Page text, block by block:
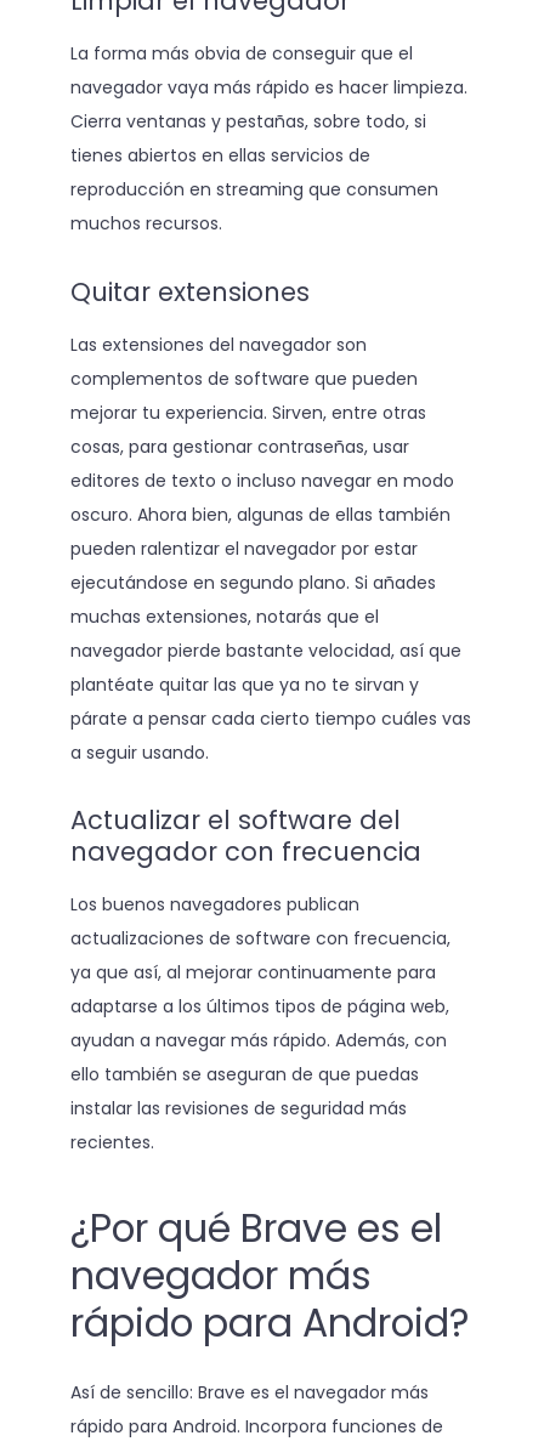
La forma más obvia de conseguir que el
navegador vaya más rápido es hacer limpieza.
Cierra ventanas y pestañas, sobre todo, si
tienes abiertos en ellas servicios de
reproducción en streaming que consumen
muchos recursos.
Quitar extensiones
Las extensiones del navegador son
complementos de software que pueden
mejorar tu experiencia. Sirven, entre otras
cosas, para gestionar contraseñas, usar
editores de texto o incluso navegar en modo
oscuro. Ahora bien, algunas de ellas también
pueden ralentizar el navegador por estar
ejecutándose en segundo plano. Si añades
muchas extensiones, notarás que el
navegador pierde bastante velocidad, así que
plantéate quitar las que ya no te sirvan y
párate a pensar cada cierto tiempo cuáles vas
a seguir usando.
Actualizar el software del
navegador con frecuencia
Los buenos navegadores publican
actualizaciones de software con frecuencia,
ya que así, al mejorar continuamente para
adaptarse a los últimos tipos de página web,
ayudan a navegar más rápido. Además, con
ello también se aseguran de que puedas
instalar las revisiones de seguridad más
recientes.
¿Por qué Brave es el
navegador más
rápido para Android?
Así de sencillo: Brave es el navegador más
rápido para Android. Incorpora funciones de